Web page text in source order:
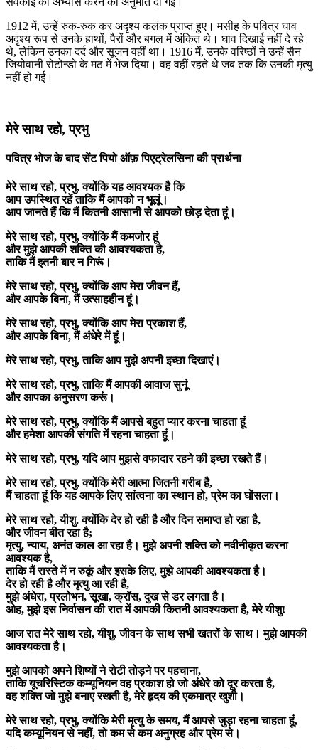
1912 में, उन्हें रुक-रुक कर अदृश्य कलंक प्राप्त हुए। मसीह के पवित्र घाव
अदृश्य रूप से उनके हाथों, पैरों और बगल में अंकित थे। घाव दिखाई नहीं दे रहे
थे, लेकिन उनका दर्द और सूजन वहीं था। 1916 में, उनके वरिष्ठों ने उन्हें सैन
जियोवानी रोटोन्डो के मठ में भेज दिया। वह वहीं रहते थे जब तक कि उनकी मृत्यु
नहीं हो गई।
मेरे साथ रहो, प्रभु
पवित्र भोज के बाद सेंट पियो ऑफ़ पिएट्रेलसिना की प्रार्थना
मेरे साथ रहो, प्रभु, क्योंकि यह आवश्यक है कि
आप उपस्थित रहें ताकि मैं आपको न भूलूं।
आप जानते हैं कि मैं कितनी आसानी से आपको छोड़ देता हूं।
मेरे साथ रहो, प्रभु, क्योंकि मैं कमजोर हूं
और मुझे आपकी शक्ति की आवश्यकता है,
ताकि मैं इतनी बार न गिरूं।
मेरे साथ रहो, प्रभु, क्योंकि आप मेरा जीवन हैं,
और आपके बिना, मैं उत्साहहीन हूं।
मेरे साथ रहो, प्रभु, क्योंकि आप मेरा प्रकाश हैं,
और आपके बिना, मैं अंधेरे में हूं।
मेरे साथ रहो, प्रभु, ताकि आप मुझे अपनी इच्छा दिखाएं।
मेरे साथ रहो, प्रभु, ताकि मैं आपकी आवाज सुनूं
और आपका अनुसरण करूं।
मेरे साथ रहो, प्रभु, क्योंकि मैं आपसे बहुत प्यार करना चाहता हूं
और हमेशा आपकी संगति में रहना चाहता हूं।
मेरे साथ रहो, प्रभु, यदि आप मुझसे वफादार रहने की इच्छा रखते हैं।
मेरे साथ रहो, प्रभु, क्योंकि मेरी आत्मा जितनी गरीब है,
मैं चाहता हूं कि यह आपके लिए सांत्वना का स्थान हो, प्रेम का घोंसला।
मेरे साथ रहो, यीशु, क्योंकि देर हो रही है और दिन समाप्त हो रहा है,
और जीवन बीत रहा है;
मृत्यु, न्याय, अनंत काल आ रहा है। मुझे अपनी शक्ति को नवीनीकृत करना
आवश्यक है,
ताकि मैं रास्ते में न रुकूं और इसके लिए, मुझे आपकी आवश्यकता है।
देर हो रही है और मृत्यु आ रही है,
मुझे अंधेरा, प्रलोभन, सूखा, क्रॉस, दुख से डर लगता है।
ओह, मुझे इस निर्वासन की रात में आपकी कितनी आवश्यकता है, मेरे यीशु!
आज रात मेरे साथ रहो, यीशु, जीवन के साथ सभी खतरों के साथ। मुझे आपकी
आवश्यकता है।
मुझे आपको अपने शिष्यों ने रोटी तोड़ने पर पहचाना,
ताकि यूचरिस्टिक कम्यूनियन वह प्रकाश हो जो अंधेरे को दूर करता है,
वह शक्ति जो मुझे बनाए रखती है, मेरे हृदय की एकमात्र खुशी।
मेरे साथ रहो, प्रभु, क्योंकि मेरी मृत्यु के समय, मैं आपसे जुड़ा रहना चाहता हूं,
यदि कम्यूनियन से नहीं, तो कम से कम अनुग्रह और प्रेम से।